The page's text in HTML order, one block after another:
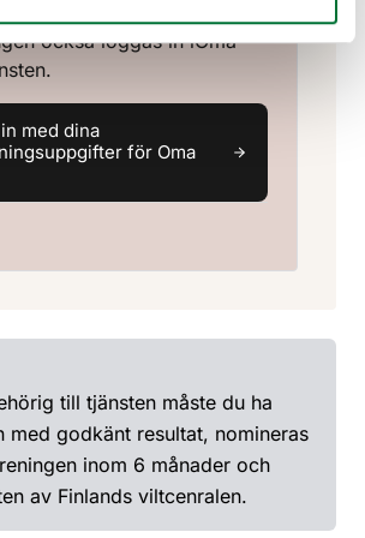
också loggas in iOma
med dina
för Oma
till tjänsten måste du ha
med godkänt resultat, nomineras
inom 6 månader och
av Finlands viltcenralen.